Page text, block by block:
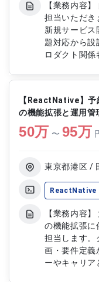
【業務内容
担当いただき
新規サービス
題対応から設
ロダクト関係
します。また
バックエンド
を含むアプリ
能改善 ・新
係者との要件
【ReactNative】予
の機能拡張と運用管
50万 〜 95万
東京都港区 /
ReactNative
【業務内容
の機能拡張に
担当します。
画・要件定義
ーやキャリ